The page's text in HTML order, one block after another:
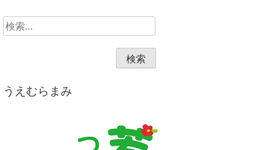
検
索:
うえむらまみ